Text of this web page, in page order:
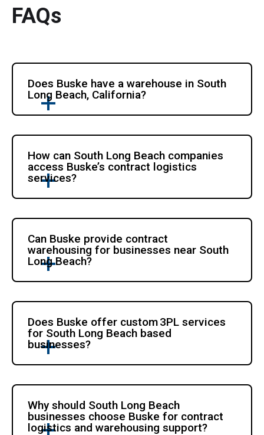
FAQs
Does Buske have a warehouse in South
Long Beach, California?
How can South Long Beach companies
access Buske’s contract logistics
services?
Can Buske provide contract
warehousing for businesses near South
Long Beach?
Does Buske offer custom 3PL services
for South Long Beach based
businesses?
Why should South Long Beach
businesses choose Buske for contract
logistics and warehousing support?